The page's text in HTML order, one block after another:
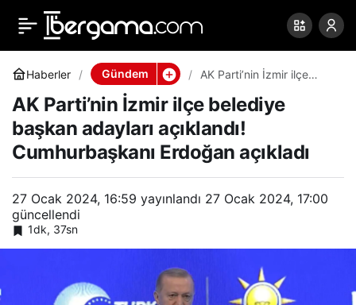
Haberler Gündem
AK Parti’nin İzmir ilçe
açıklandı! Cumhurbaşkanı
Erdoğan açıkladı
AK Parti’nin İzmir ilçe belediye
başkan adayları açıklandı!
Cumhurbaşkanı Erdoğan açıkladı
27 Ocak 2024, 16:59 yayınlandı 27 Ocak 2024, 17:00
güncellendi
1dk, 37sn
AK Parti’nin İzmir ilçe
belediye başkan adayları
açıklandı!
Cumhurbaşkanı Erdoğan
açıkladı
0 Paylaş